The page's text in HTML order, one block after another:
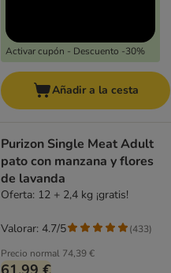
Activar cupón - Descuento -30%
Añadir a la cesta
Purizon Single Meat Adult
pato con manzana y flores
de lavanda
Oferta: 12 + 2,4 kg ¡gratis!
Precio normal 74,39 €
Valorar: 4.7/5 (433)